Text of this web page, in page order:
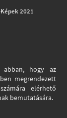
2021
abban, hogy az
megrendezett
elérhető
bemutatására.